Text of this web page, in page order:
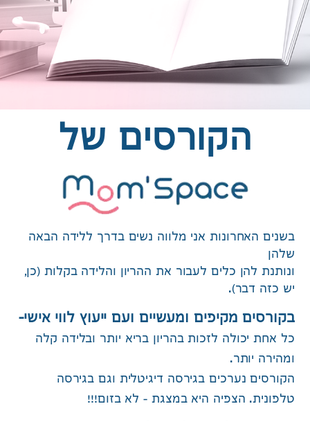
הקורסים של
בשנים האחרונות אני מלווה נשים בדרך ללידה הבאה
שלהן
ונותנת להן כלים לעבור את ההריון והלידה בקלות (כן,
יש כזה דבר).
בקורסים מקיפים ומעשיים ועם ייעוץ לווי אישי-
כל אחת יכולה לזכות בהריון בריא יותר ובלידה קלה
ומהירה יותר.
הקורסים נערכים בגירסה דיגיטלית וגם בגירסה
טלפונית. הצפיה היא במצגת – לא בזום!!!